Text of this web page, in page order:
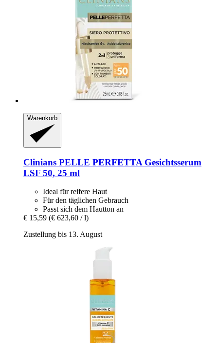
Warenkorb
Clinians PELLE PERFETTA Gesichtsserum
LSF 50, 25 ml
Ideal für reifere Haut
Für den täglichen Gebrauch
Passt sich dem Hautton an
€ 15,59 (€ 623,60 / l)
Zustellung bis 13. August